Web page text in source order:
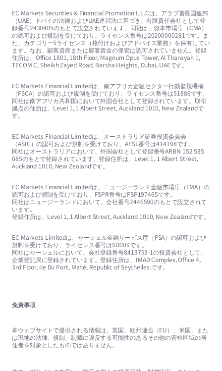
EC Markets Securities & Financial Promotion L.L.Cは、アラブ首長国連邦
（UAE）ドバイの法律およびUAE連邦法に基づき、有限責任会社として登
録番号2430405のもとで設立されています。同社は、資本市場庁（CMA）
の認可および規制を受けており、ライセンス番号は20200000281です。ま
た、カテゴリー5ライセンス（格付けおよびアドバイス業務）を保有してい
ます。なお、顧客資産または顧客資金の保管は認可されていません。登録
住所は、Office 1801, 18th Floor, Magnum Opus Tower, Al Thanayah 1,
TECOM C, Sheikh Zayed Road, Barsha Heights, Dubai, UAEです。
EC Markets Financial Limitedは、南アフリカ金融セクター行動監視機構
（FSCA）の認可および規制を受けており、ライセンス番号は51886です。
同社は南アフリカ共和国において外国会社として登録されています。取引
拠点の住所は、Level 1, 1 Albert Street, Auckland 1010, New Zealandで
す。
EC Markets Financial Limitedは、オーストラリア証券投資委員会
（ASIC）の認可および規制を受けており、AFSL番号は414198です。
同社はオーストラリアにおいて、外国会社として登録番号ARBN 152 535
085のもとで登録されています。登録住所は、Level 1, 1 Albert Street,
Auckland 1010, New Zealandです。
EC Markets Financial Limitedは、ニュージーランド金融市場庁（FMA）の
認可および規制を受けており、FSPR番号はFSP197465です。
同社はニュージーランドにおいて、会社番号2446590のもとで設立されて
います。
登録住所は、Level 1, 1 Albert Street, Auckland 1010, New Zealandです。
EC Markets Limitedは、セーシェル金融サービス庁（FSA）の認可および
規制を受けており、ライセンス番号はSD009です。
同社はセーシェルにおいて、会社登録番号8413793-1の投資会社として、
企業登記局に登録されています。登録住所は、IMAD Complex, Office 4,
3rd Floor, Ile Du Port, Mahé, Republic of Seychelles.です。
免責事項
本ウェブサイトで提供される情報は、英国、欧州連合（EU）、米国、また
は現地の法律、規制、制裁に違反する可能性のあるその他の管轄区域の居
住者を対象としたものではありません。